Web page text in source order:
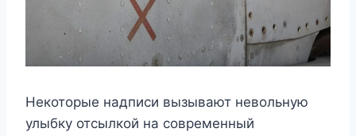
Некоторые надписи вызывают невольную
улыбку отсылкой на современный